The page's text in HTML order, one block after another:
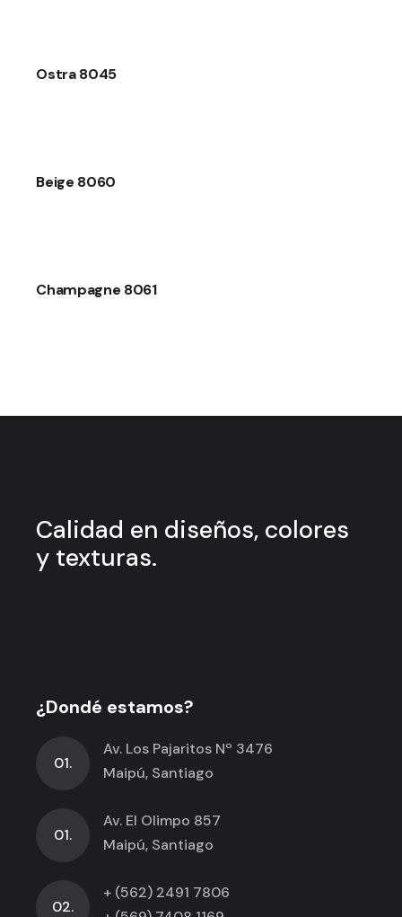
Ostra 8045
Beige 8060
Champagne 8061
Calidad en diseños, colores
y texturas.
¿Dondé estamos?
01.
Av. Los Pajaritos Nº 3476
Maipú, Santiago
01.
Av. El Olimpo 857
Maipú, Santiago
02.
+ (562) 2491 7806